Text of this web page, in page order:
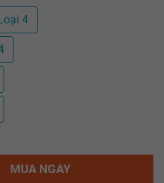
4
MUA NGAY